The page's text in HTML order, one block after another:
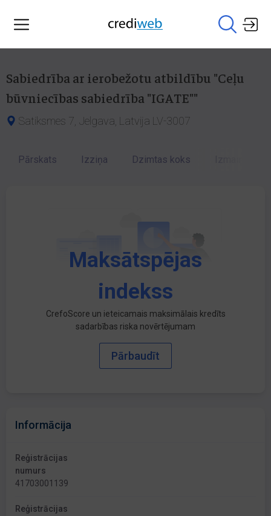
Sabiedrība ar ierobežotu atbildību "Ceļu
būvniecības sabiedrība "IGATE""
Satiksmes 7, Jelgava, Latvija LV-3007
Pārskats Izziņa Dzimtas koks
Maksātspējas
indekss
CrefoScore un ieteicamais maksimālais kredīts
sadarbības riska novērtējumam
Pārbaudīt
Informācija
Reģistrācijas
numurs
41703001139
Reģistrācijas